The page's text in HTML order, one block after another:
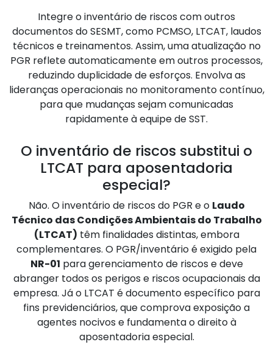
Integre o inventário de riscos com outros
documentos do SESMT, como PCMSO, LTCAT, laudos
técnicos e treinamentos. Assim, uma atualização no
PGR reflete automaticamente em outros processos,
reduzindo duplicidade de esforços. Envolva as
lideranças operacionais no monitoramento contínuo,
para que mudanças sejam comunicadas
rapidamente à equipe de SST.
O inventário de riscos substitui o
LTCAT para aposentadoria
especial?
Não. O inventário de riscos do PGR e o Laudo
Técnico das Condições Ambientais do Trabalho
(LTCAT) têm finalidades distintas, embora
complementares. O PGR/inventário é exigido pela
NR-01 para gerenciamento de riscos e deve
abranger todos os perigos e riscos ocupacionais da
empresa. Já o LTCAT é documento específico para
fins previdenciários, que comprova exposição a
agentes nocivos e fundamenta o direito à
aposentadoria especial.